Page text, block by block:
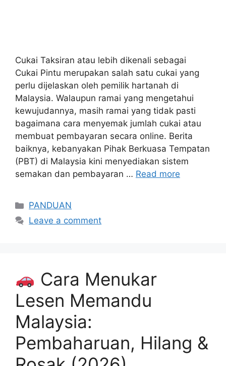
Cukai Taksiran atau lebih dikenali sebagai
Cukai Pintu merupakan salah satu cukai yang
perlu dijelaskan oleh pemilik hartanah di
Malaysia. Walaupun ramai yang mengetahui
kewujudannya, masih ramai yang tidak pasti
bagaimana cara menyemak jumlah cukai atau
membuat pembayaran secara online. Berita
baiknya, kebanyakan Pihak Berkuasa Tempatan
(PBT) di Malaysia kini menyediakan sistem
semakan dan pembayaran … Read more
Categories
PANDUAN
Leave a comment
Cara Menukar
Lesen Memandu
Malaysia:
Pembaharuan, Hilang &